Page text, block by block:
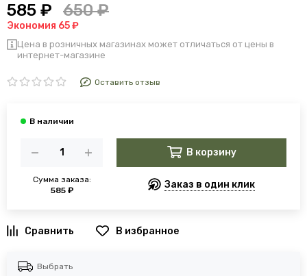
585 ₽ 650 ₽
Экономия 65 ₽
Цена в розничных магазинах может отличаться от цены в
интернет-магазине
Оставить отзыв
Сумма заказа:
585 ₽
В корзину
Заказ в один клик
В избранное
Выбрать